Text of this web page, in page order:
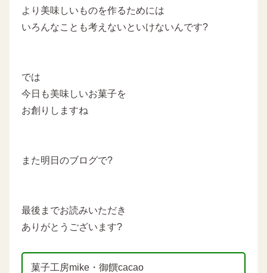
より美味しいものを作るためには
いろんなことも考えないといけないんです?
では
今日も美味しいお菓子を
お創りしますね
また明日のブログで?
最後までお読みいただき
ありがとうございます?
菓子工房mike・御饌cacao